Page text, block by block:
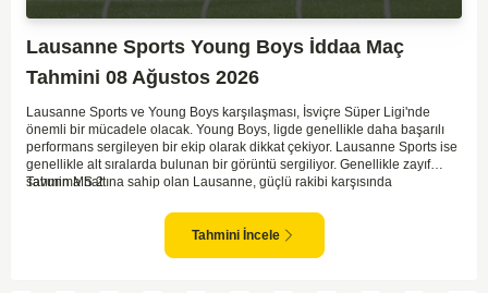
Lausanne Sports Young Boys İddaa Maç
Tahmini 08 Ağustos 2026
Lausanne Sports ve Young Boys karşılaşması, İsviçre Süper Ligi'nde
önemli bir mücadele olacak. Young Boys, ligde genellikle daha başarılı
performans sergileyen bir ekip olarak dikkat çekiyor. Lausanne Sports ise
genellikle alt sıralarda bulunan bir görüntü sergiliyor. Genellikle zayıf
savunma hattına sahip olan Lausanne, güçlü rakibi karşısında
Maçın sonucunda Young Boys'un galip gelme olasılığı yüksek görünüyor.
Tahmin MS 2
Tahmini İncele